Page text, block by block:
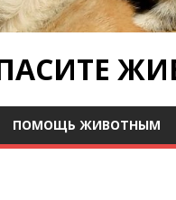
ПОМОЩЬ ЖИВОТНЫМ